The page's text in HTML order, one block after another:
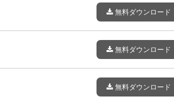
無料ダウンロード
無料ダウンロード
無料ダウンロード